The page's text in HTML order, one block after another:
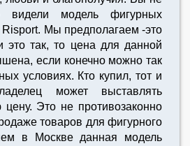
видели модель фигурных
Risport. Мы предполагаем -это
это так, то цена для данной
если конечно можно так
условиях. Кто купил, тот и
может выставлять
Это не противозаконно
товаров для фигурного
в Москве данная модель